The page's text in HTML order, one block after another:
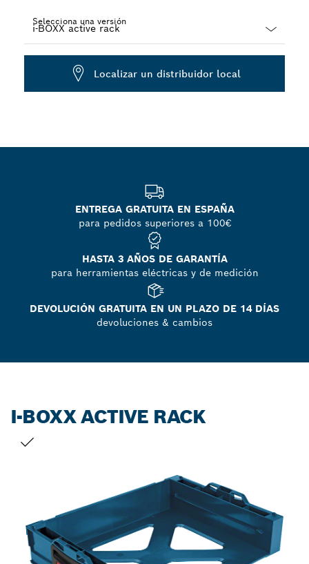
Selecciona una versión
Localizar un distribuidor local
ENTREGA GRATUITA EN ESPAÑA
para pedidos superiores a 100€
HASTA 3 AÑOS DE GARANTÍA
para herramientas eléctricas y de medición
DEVOLUCIÓN GRATUITA EN UN PLAZO DE 14 DÍAS
devoluciones & cambios
I-BOXX ACTIVE RACK